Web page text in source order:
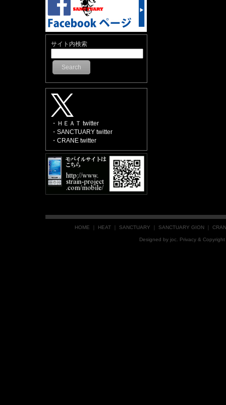
サイト内検索
Search
・ＨＥＡＴ twitter
・SANCTUARY twitter
・CRANE twitter
HOME HEAT SANCTUARY SANCTUARY GION
Designed by joc . Privacy &